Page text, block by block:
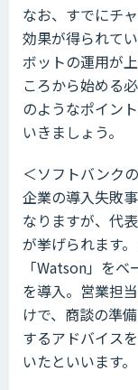
なお、すでにチ
効果が得られて
ボットの運用が
ころから始める
のようなポイン
いきましょう。
＜ソフトバンク
企業の導入失敗
なりますが、代
が挙げられます
「Watson」を
を導入。営業担
けで、商談の準
するアドバイス
いたといいます。